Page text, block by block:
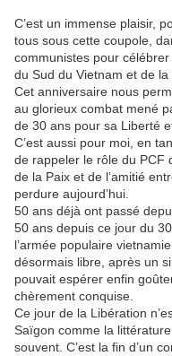
C’est un immense plaisir,
tous sous cette coupole,
communistes pour
du Sud du Vietnam et de
Cet anniversaire nous
au glorieux combat mené
de 30 ans pour sa Liberté
C’est aussi pour moi, en
de rappeler le rôle du PCF
de la Paix et de l’amitié
perdure aujourd’hui.
50 ans déjà ont passé
50 ans depuis ce jour du
l’armée populaire
désormais libre, après un
pouvait espérer enfin
chèrement conquise.
Ce jour de la Libération
Saïgon comme la
souvent. C’est la fin d’un